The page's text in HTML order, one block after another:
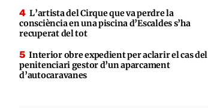
L’artista del Cirque que va perdre la
consciència en una piscina d’Escaldes s’ha
recuperat del tot
Interior obre expedient per aclarir el cas del
penitenciari gestor d’un aparcament
d’autocaravanes